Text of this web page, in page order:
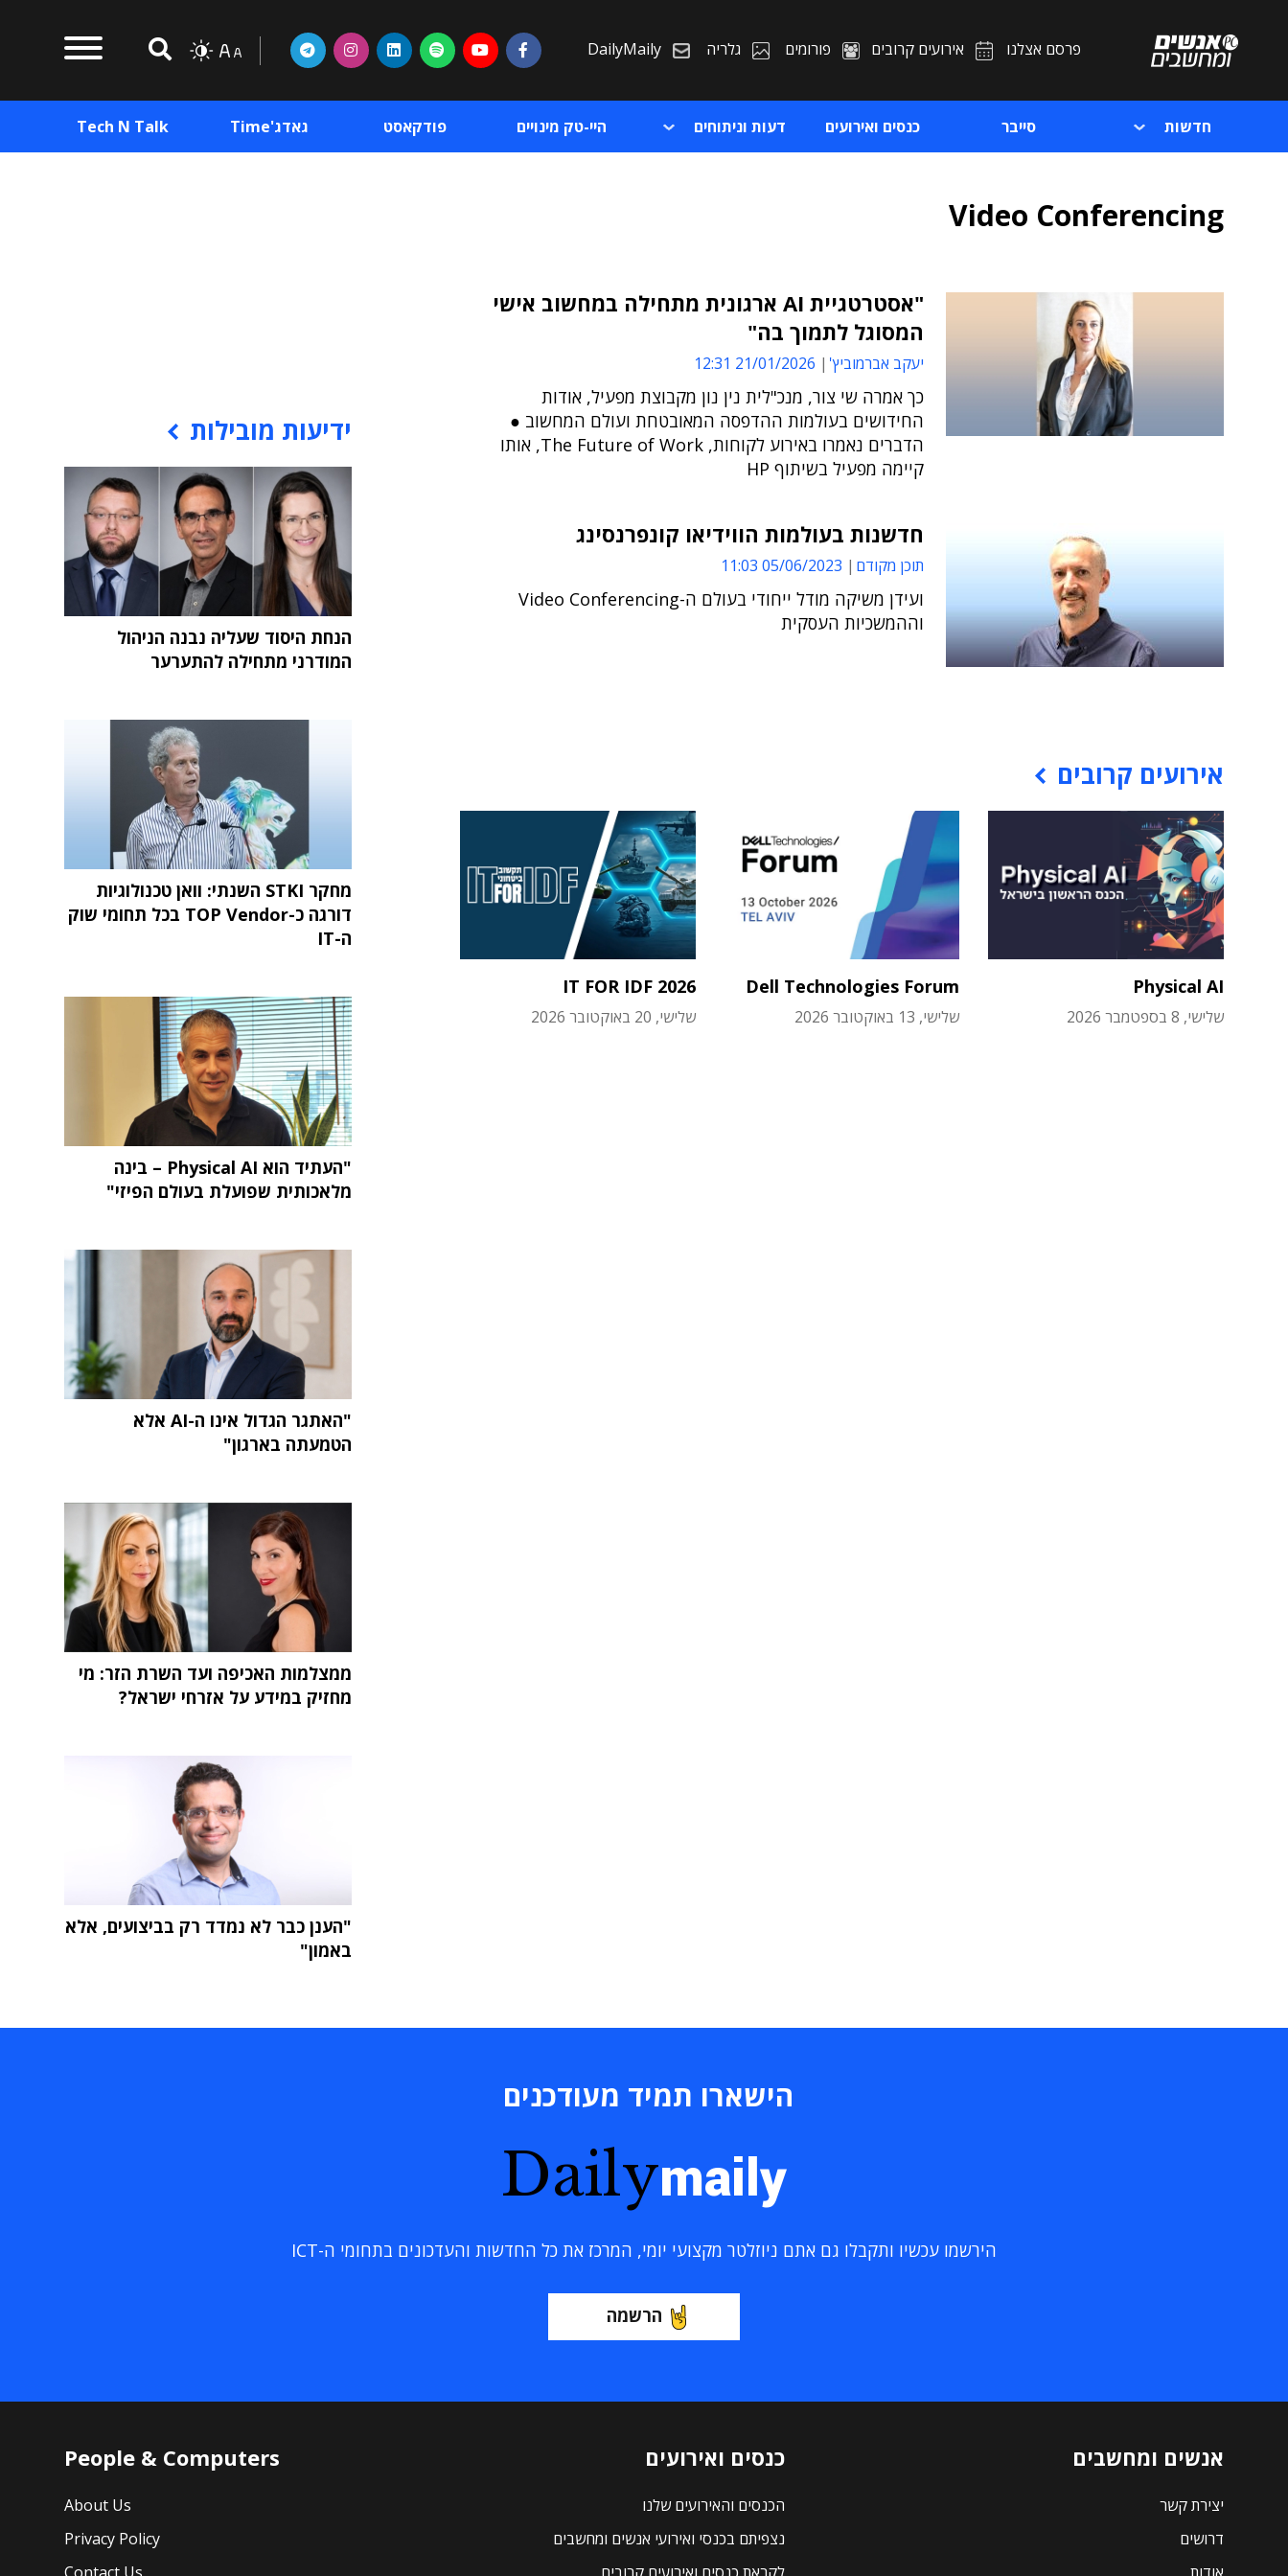
פרסם אצלנו אירועים קרובים פורומים גלריה DailyMaily
חדשות סייבר כנסים ואירועים דעות וניתוחים היי-טק מינויים פודקאסט גאדג'Time Tech N Talk
Video Conferencing
"אסטרטגיית AI ארגונית מתחילה במחשוב אישי
המסוגל לתמוך בה"
יעקב אברמוביץ' 21/01/2026 12:31
כך אמרה שי צור, מנכ"לית נין נון מקבוצת מפעיל, אודות
החידושים בעולמות ההדפסה המאובטחת ועולם המחשוב ●
הדברים נאמרו באירוע לקוחות, The Future of Work, אותו
קיימה מפעיל בשיתוף HP
חדשנות בעולמות הווידיאו קונפרנסינג
תוכן מקודם 05/06/2023 11:03
ועידן משיקה מודל ייחודי בעולם ה-Video Conferencing
וההמשכיות העסקית
אירועים קרובים
Physical AI
שלישי, 8 בספטמבר 2026
Dell Technologies Forum
שלישי, 13 באוקטובר 2026
IT FOR IDF 2026
שלישי, 20 באוקטובר 2026
ידיעות מובילות
הנחת היסוד שעליה נבנה הניהול
המודרני מתחילה להתערער
מחקר STKI השנתי: וואן טכנולוגיות
דורגה כ-TOP Vendor בכל תחומי שוק
ה-IT
"העתיד הוא Physical AI – בינה
מלאכותית שפועלת בעולם הפיזי"
"האתגר הגדול אינו ה-AI אלא
הטמעתה בארגון"
ממצלמות האכיפה ועד השרת הזר: מי
מחזיק במידע על אזרחי ישראל?
"הענן כבר לא נמדד רק בביצועים, אלא
באמון"
הישארו תמיד מעודכנים
Dailymaily
הירשמו עכשיו ותקבלו גם אתם ניוזלטר מקצועי יומי, המרכז את כל החדשות והעדכונים בתחומי ה-ICT
הרשמה
אנשים ומחשבים
יצירת קשר
דרושים
כנסים ואירועים
הכנסים והאירועים שלנו
נצפיתם בכנסי ואירועי אנשים ומחשבים
People & Computers
About Us
Privacy Policy